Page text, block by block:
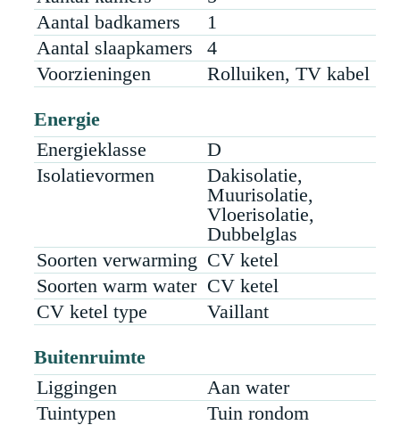
Wij vertellen u er graag alles over en laten u
alle mogelijkheden zien tijdens een
bezichtiging.
Nadere bijzonderheden:
- In de koopakte zullen de “nimmer bewoond”
clausule, de “oudheids”clausule en de
“as is where is” clausule worden opgenomen.
- Bodemrapporten beschikbaar, geen
restvervuiling aangetroffen na eerdere
- Dak schuur is van asbesthoudende
- Perceelsgrenzen worden aangepast aan
huidig feitelijke situatie
Aantal badkamers
1
Aantal slaapkamers
4
Voorzieningen
Rolluiken, TV kabel
Energie
Energieklasse
D
Isolatievormen
Dakisolatie,
Muurisolatie,
Vloerisolatie,
Dubbelglas
Soorten verwarming CV ketel
Soorten warm water CV ketel
CV ketel type
Vaillant
Buitenruimte
Liggingen
Aan water
Tuintypen
Tuin rondom